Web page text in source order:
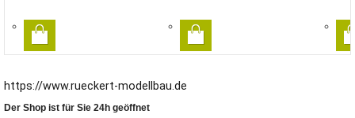
https://www.rueckert-modellbau.de
Der Shop ist für Sie 24h geöffnet